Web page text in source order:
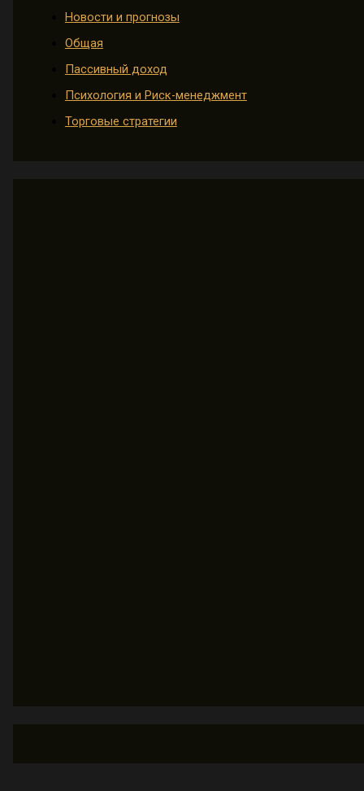
Новости и прогнозы
Общая
Пассивный доход
Психология и Риск-менеджмент
Торговые стратегии